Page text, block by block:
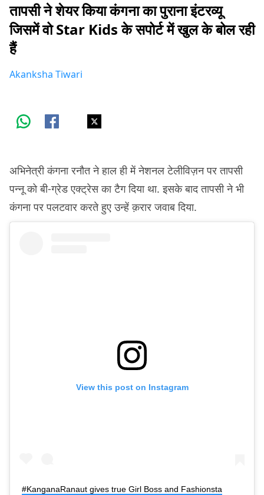
तापसी ने शेयर किया कंगना का पुराना इंटरव्यू
जिसमें वो Star Kids के सपोर्ट में खुल के बोल रही
हैं
Akanksha Tiwari
अभिनेत्री कंगना रनौत ने हाल ही में नेशनल टेलीविज़न पर तापसी
पन्नू को बी-ग्रेड एक्ट्रेस का टैग दिया था. इसके बाद तापसी ने भी
कंगना पर पलटवार करते हुए उन्हें क़रार जवाब दिया.
View this post on Instagram
#KanganaRanaut gives true Girl Boss and Fashionsta